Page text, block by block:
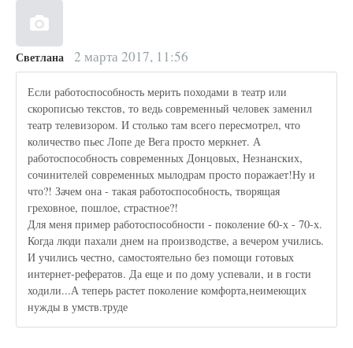
Светлана 2 марта 2017, 11:56
Если работоспособность мерить походами в театр или
скорописью текстов, то ведь современный человек заменил
театр телевизором. И столько там всего пересмотрел, что
количество пьес Лопе де Вега просто меркнет. А
работоспособность современных Донцовых, Незнанских,
сочинителей современных мылодрам просто поражает!Ну и
что?! Зачем она - такая работоспособность, творящая
греховное, пошлое, страстное?!
Для меня пример работоспособности - поколение 60-х - 70-х.
Когда люди пахали днем на производстве, а вечером учились.
И учились честно, самостоятельно без помощи готовых
интернет-рефератов. Да еще и по дому успевали, и в гости
ходили...А теперь растет поколение комфорта,неимеющих
нужды в умств.труде